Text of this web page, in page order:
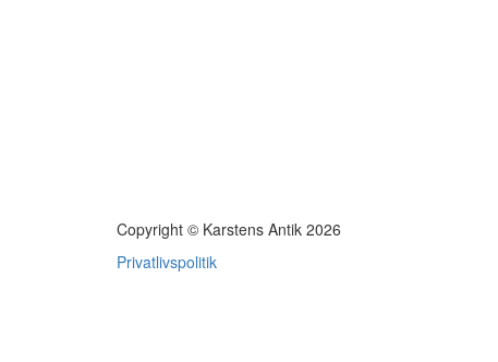
Copyright © Karstens Antik 2026
Privatlivspolitik